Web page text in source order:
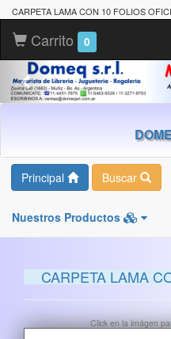
CARPETA LAMA CON 10 FOLIOS
Carrito 0
Principal Buscar
Nuestros Productos
CARPETA LAMA
Click en la imágen